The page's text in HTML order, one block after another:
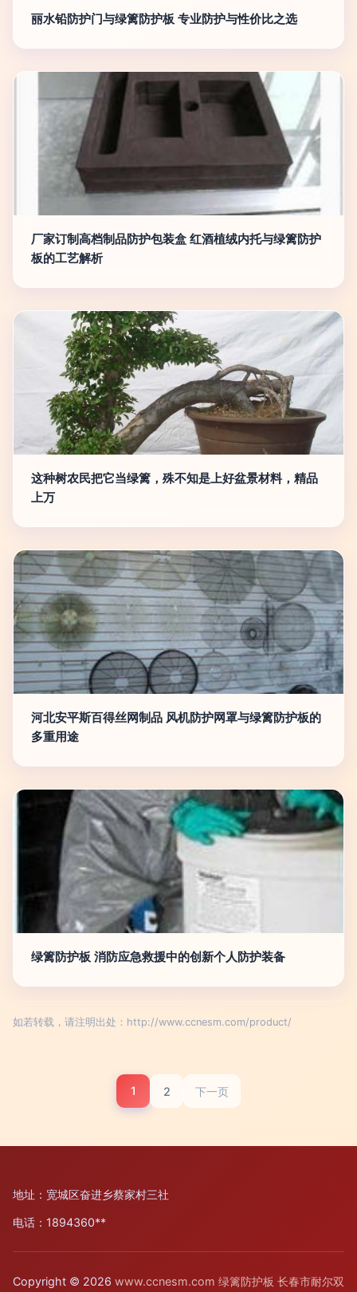
丽水铅防护门与绿篱防护板 专业防护与性价比之选
厂家订制高档制品防护包装盒 红酒植绒内托与绿篱防护
板的工艺解析
这种树农民把它当绿篱，殊不知是上好盆景材料，精品
上万
河北安平斯百得丝网制品 风机防护网罩与绿篱防护板的
多重用途
绿篱防护板 消防应急救援中的创新个人防护装备
如若转载，请注明出处：http://www.ccnesm.com/product/
1 2 下一页
地址：宽城区奋进乡蔡家村三社
电话：1894360**
Copyright © 2026 www.ccnesm.com 绿篱防护板 长春市耐尔双